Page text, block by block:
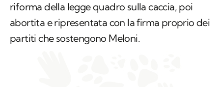
riforma della legge quadro sulla caccia, poi
abortita e ripresentata con la firma proprio dei
partiti che sostengono Meloni.